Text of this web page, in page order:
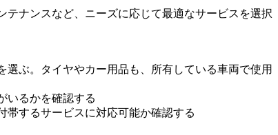
ナンスなど、ニーズに応じて最適なサービスを選択
ぶ。タイヤやカー用品も、所有している車両で使用
いるかを確認する
帯するサービスに対応可能か確認する